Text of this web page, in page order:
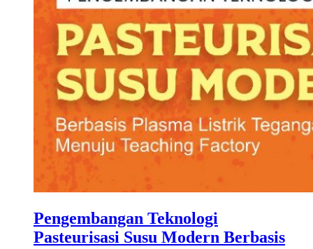
Pengembangan Teknologi
Pasteurisasi Susu Modern Berbasis